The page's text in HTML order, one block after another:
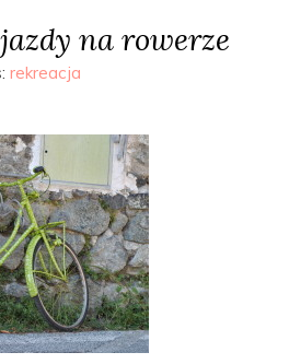
na rowerze
rekreacja